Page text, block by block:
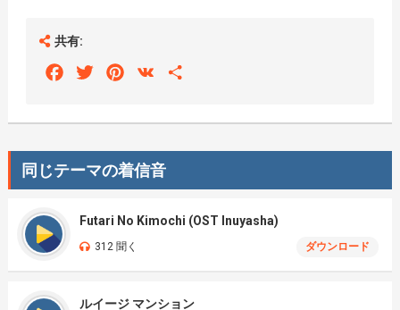
共有:
FacebookTwitterPinterest
VK
同じテーマの着信音
Futari No Kimochi (OST Inuyasha)
312 聞く ダウンロード
ルイージ マンション